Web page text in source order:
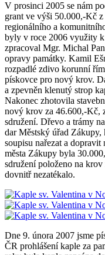
V prosinci 2005 se nám
grant ve výši 50.000,-Kč
regionálního a
byly v roce 2006 využity
zpracoval Mgr. Michal
opravy památky. Kamil
rozpadlé zdivo korunní
pískovce pro nový krov.
a zpevněn klenutý strop
Nakonec zhotovila
nový krov za 46.600,-Kč,
sdružení. Dřevo a trámy
dar Městský úřad Zákupy,
soupisu nařezat a
města Zákupy byla
sdružení položeno na
dovnitř nezatékalo.
Dne 9. února 2007 jsme
ČR prohlášení kaple za